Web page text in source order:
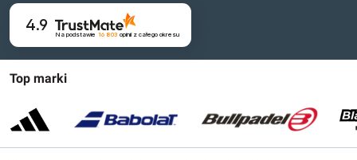
Top marki
4.9
Na podstawie 16 803 opinii z całego okresu